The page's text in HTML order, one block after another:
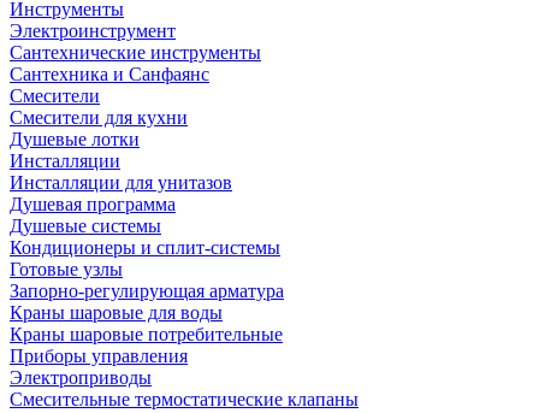
Инструменты
Электроинструмент
Сантехнические инструменты
Сантехника и Санфаянс
Смесители
Смесители для кухни
Душевые лотки
Инсталляции
Инсталляции для унитазов
Душевая программа
Душевые системы
Кондиционеры и сплит-системы
Готовые узлы
Запорно-регулирующая арматура
Краны шаровые для воды
Краны шаровые потребительные
Приборы управления
Электроприводы
Смесительные термостатические клапаны